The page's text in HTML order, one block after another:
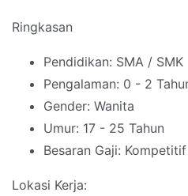
Ringkasan
Pendidikan: SMA / SMK
Pengalaman: 0 - 2
Gender: Wanita
Umur: 17 - 25 Tahun
Besaran Gaji: Kompetitif
Lokasi Kerja: